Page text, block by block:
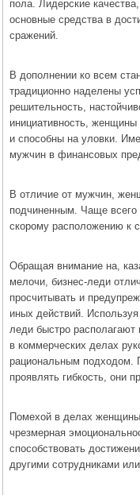
пола. Лидерские
основные средства в
сражений.
В дополнении ко всем
традиционно наделены
решительность,
инициативность,
и способны на уловки.
мужчин в финансовых
В отличие от мужчин,
подчиненным. Чаще всего
скорому расположению к
Обращая внимание на,
мелочи, бизнес-леди
просчитывать и
иных действий.
леди быстро
в коммерческих делах
рациональным подходом.
проявлять гибкость, они
Помехой в делах
чрезмерная
способствовать
другими сотрудниками